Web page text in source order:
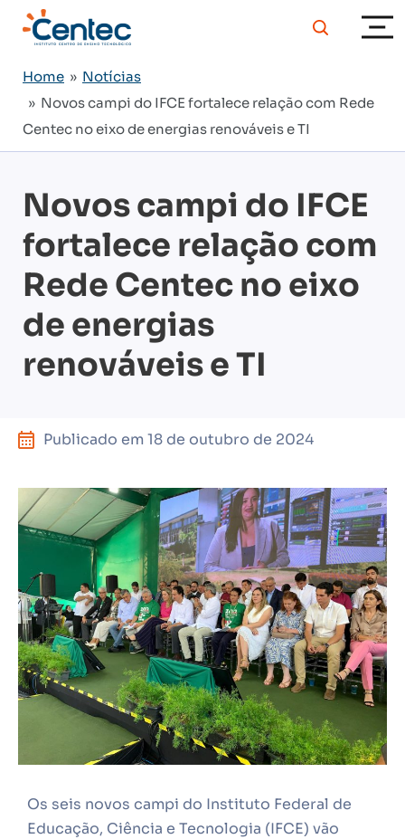
Home » Notícias
» Novos campi do IFCE fortalece relação com Rede
Centec no eixo de energias renováveis e TI
Novos campi do IFCE
fortalece relação com
Rede Centec no eixo
de energias
renováveis e TI
Publicado em 18 de outubro de 2024
Os seis novos campi do Instituto Federal de
Educação, Ciência e Tecnologia (IFCE) vão